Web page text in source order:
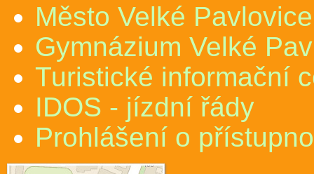
Město Velké Pavlovice
Gymnázium Velké
Turistické informační
IDOS - jízdní řády
Prohlášení o